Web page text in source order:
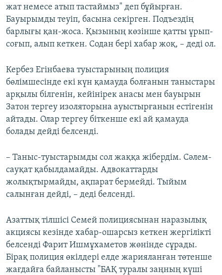
жат немесе атып тастаймыз" деп бұйырған.
Бауырымды теуіп, басына секірген. Подъездің
барлығы қан-жоса. Қызының көзінше қатты ұрып-
соғып, алып кеткен. Содан бері хабар жоқ, – деді ол.
Кербез Егінбаева туыстарының полиция
бөлімшесінде екі күн қамауда болғанын таныстары
арқылы білгенін, кейінірек анасы мен бауырын
Затон тергеу изоляторына ауыстырғанын естігенін
айтады. Олар тергеу біткенше екі ай қамауда
болады дейді белсенді.
– Таныс-туыстарымды сол жаққа жібердім. Сәлем-
сауқат қабылдамайды. Адвокаттарды
жолықтырмайды, ақпарат бермейді. Тыйым
салынған дейді, – деді белсенді.
Азаттық тілшісі Семей полициясынан наразылық
акциясы кезінде хабар-ошарсыз кеткен жергілікті
белсенді Фарит Ишмұхаметов жөнінде сұрады.
Бірақ полиция өкілдері елде жарияланған төтенше
жағдайға байланысты "БАҚ туралы заңның күші